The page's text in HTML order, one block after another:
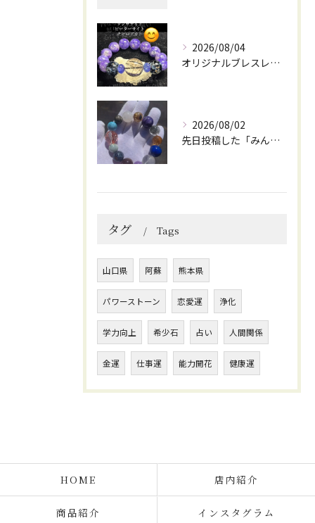
2026/08/04
オリジナルブレスレット作成してみました😊
2026/08/02
先日投稿した「みんなを笑顔にしてくれるブレスレット」に
タグ Tags
山口県 阿蘇 熊本県
パワーストーン 恋愛運 浄化
学力向上 希少石 占い 人間関係
金運 仕事運 能力開花 健康運
HOME 店内紹介
商品紹介 インスタグラム